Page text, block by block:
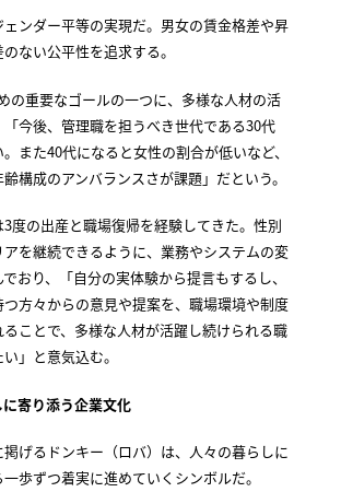
ンダー平等の実現だ。男女の賃金格差や昇
ない公平性を追求する。
の重要なゴールの一つに、多様な人材の活
今後、管理職を担うべき世代である30代
また40代になると女性の割合が低いなど、
構成のアンバランスさが課題」だという。
度の出産と職場復帰を経験してきた。性別
を継続できるように、業務やシステムの変
おり、「自分の実体験から提言もするし、
方々からの意見や提案を、職場環境や制度
ことで、多様な人材が活躍し続けられる職
」と意気込む。
寄り添う企業文化
げるドンキー（ロバ）は、人々の暮らしに
歩ずつ着実に進めていくシンボルだ。